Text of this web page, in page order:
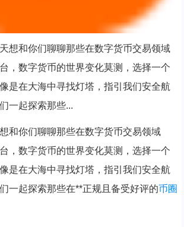
想和你们聊聊那些在数字货币交易领域
，数字货币的世界变化莫测，选择一个
是在大海中寻找灯塔，指引我们安全航
一起探索那些...
和你们聊聊那些在数字货币交易领域
，数字货币的世界变化莫测，选择一个
是在大海中寻找灯塔，指引我们安全航
一起探索那些在**正规且备受好评的币圈